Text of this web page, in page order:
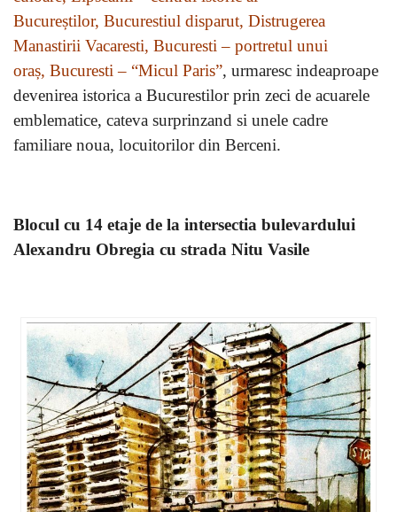
Bucureștilor, Bucurestiul disparut, Distrugerea
Manastirii Vacaresti, Bucuresti – portretul unui
oraș, Bucuresti – “Micul Paris”, urmaresc indeaproape
devenirea istorica a Bucurestilor prin zeci de acuarele
emblematice, cateva surprinzand si unele cadre
familiare noua, locuitorilor din Berceni.
Blocul cu 14 etaje de la intersectia bulevardului
Alexandru Obregia cu strada Nitu Vasile